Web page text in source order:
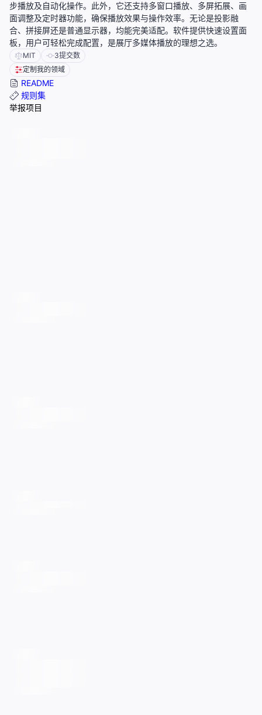
步播放及自动化操作。此外，它还支持多窗口播放、多屏拓展、画
面调整及定时器功能，确保播放效果与操作效率。无论是投影融
合、拼接屏还是普通显示器，均能完美适配。软件提供快速设置面
板，用户可轻松完成配置，是展厅多媒体播放的理想之选。
MIT 3提交数
定制我的领域
README
规则集
举报项目